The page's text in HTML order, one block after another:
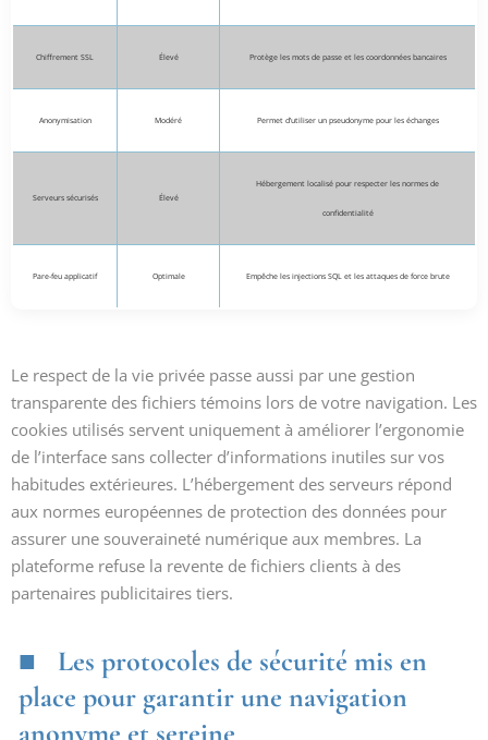
Chiffrement SSL Élevé Protège les mots de passe et les coordonnées bancaires
Anonymisation Modéré Permet d’utiliser un pseudonyme pour les échanges
Serveurs sécurisés Élevé
Hébergement localisé pour respecter les normes de
confidentialité
Pare-feu applicatif Optimale Empêche les injections SQL et les attaques de force brute
Le respect de la vie privée passe aussi par une gestion
transparente des fichiers témoins lors de votre navigation. Les
cookies utilisés servent uniquement à améliorer l’ergonomie
de l’interface sans collecter d’informations inutiles sur vos
habitudes extérieures. L’hébergement des serveurs répond
aux normes européennes de protection des données pour
assurer une souveraineté numérique aux membres. La
plateforme refuse la revente de fichiers clients à des
partenaires publicitaires tiers.
Les protocoles de sécurité mis en
place pour garantir une navigation
anonyme et sereine